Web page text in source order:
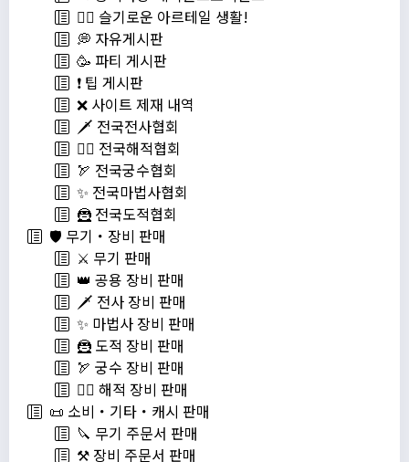
💁‍♂ 슬기로운 아르테일 생활!
💭 자유게시판
🥳 파티 게시판
❗️ 팁 게시판
❌ 사이트 제재 내역
🗡️ 전국전사협회
🏴‍☠️ 전국해적협회
🏹 전국궁수협회
✨ 전국마법사협회
🦹 전국도적협회
🛡️ 무기・장비 판매
⚔️ 무기 판매
👑 공용 장비 판매
🗡️ 전사 장비 판매
✨ 마법사 장비 판매
🦹 도적 장비 판매
🏹 궁수 장비 판매
🏴‍☠️ 해적 장비 판매
📜 소비・기타・캐시 판매
🔪 무기 주문서 판매
⚒️ 장비 주문서 판매